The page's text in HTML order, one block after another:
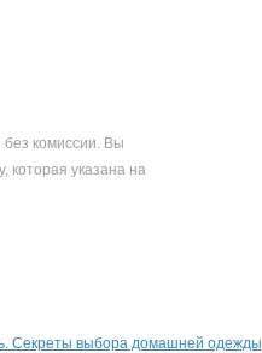
комиссии. Вы
которая указана на
Секреты выбора домашней одежды